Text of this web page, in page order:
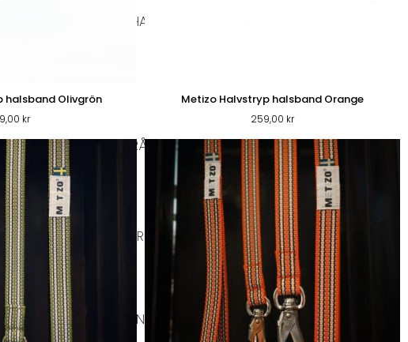
BIOTHANE HALSBAND
FÄRSKFODER & RÅFÖDA
ÖVRIGA HUNDKLÄDER
UNDERLÄGG
halsband Olivgrön
kr
Metizo Halvstryp halsband Orange
259,00 kr